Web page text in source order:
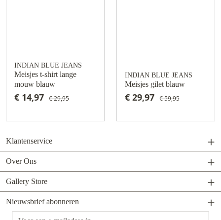
INDIAN BLUE JEANS
Meisjes t-shirt lange
mouw blauw
€ 14,97 € 29,95
INDIAN BLUE JEANS
Meisjes gilet blauw
€ 29,97 € 59,95
Klantenservice
Over Ons
Gallery Store
Nieuwsbrief abonneren
E-mailadres*